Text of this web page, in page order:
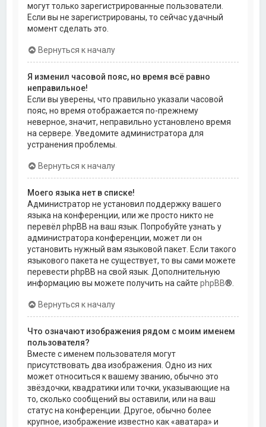
могут только зарегистрированные пользователи.
Если вы не зарегистрированы, то сейчас удачный
момент сделать это.
Вернуться к началу
Я изменил часовой пояс, но время всё равно
неправильное!
Если вы уверены, что правильно указали часовой
пояс, но время отображается по-прежнему
неверное, значит, неправильно установлено время
на сервере. Уведомите администратора для
устранения проблемы.
Вернуться к началу
Моего языка нет в списке!
Администратор не установил поддержку вашего
языка на конференции, или же просто никто не
перевёл phpBB на ваш язык. Попробуйте узнать у
администратора конференции, может ли он
установить нужный вам языковой пакет. Если такого
языкового пакета не существует, то вы сами можете
перевести phpBB на свой язык. Дополнительную
информацию вы можете получить на сайтеphpBB®.
Вернуться к началу
Что означают изображения рядом с моим именем
пользователя?
Вместе с именем пользователя могут
присутствовать два изображения. Одно из них
может относиться к вашему званию, обычно это
звёздочки, квадратики или точки, указывающие на
то, сколько сообщений вы оставили, или на ваш
статус на конференции. Другое, обычно более
крупное, изображение известно как «аватара» и